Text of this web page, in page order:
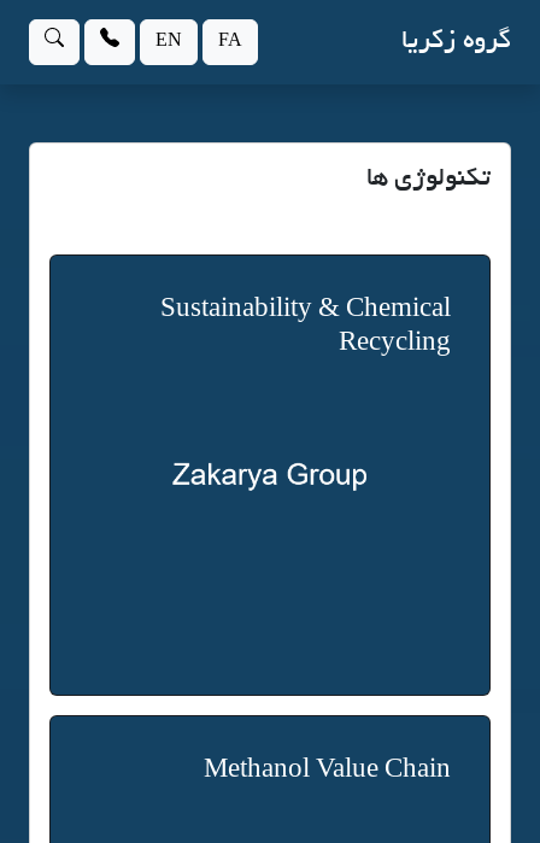
گروه زکریا FA
EN
تکنولوژی ها
Sustainability & Chemical
Recycling
Methanol Value Chain